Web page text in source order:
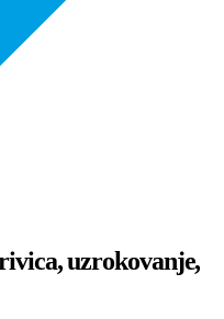
uzrokovanje,